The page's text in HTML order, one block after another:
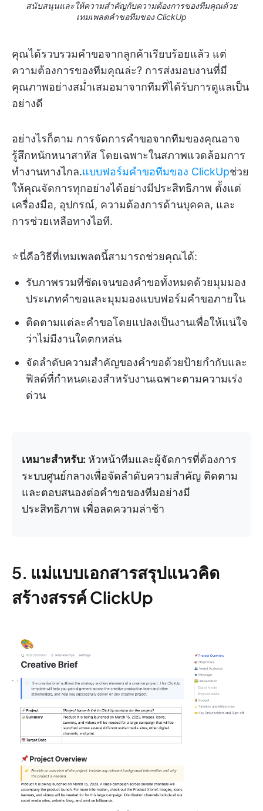
สนับสนุนและให้ความสำคัญกับความต้องการของทีมคุณด้วย
เทมเพลตคำขอทีมของ ClickUp
คุณได้รวบรวมคำขอจากลูกค้าเรียบร้อยแล้ว แต่
ความต้องการของทีมคุณล่ะ? การส่งมอบงานที่มี
คุณภาพอย่างสม่ำเสมอมาจากทีมที่ได้รับการดูแลเป็น
อย่างดี
อย่างไรก็ตาม การจัดการคำขอจากทีมของคุณอาจ
รู้สึกหนักหนาสาหัส โดยเฉพาะในสภาพแวดล้อมการ
ทำงานทางไกล.แบบฟอร์มคำขอทีมของ ClickUpช่วย
ให้คุณจัดการทุกอย่างได้อย่างมีประสิทธิภาพ ตั้งแต่
เครื่องมือ, อุปกรณ์, ความต้องการด้านบุคคล, และ
การช่วยเหลือทางไอที.
⭐นี่คือวิธีที่เทมเพลตนี้สามารถช่วยคุณได้:
รับภาพรวมที่ชัดเจนของคำขอทั้งหมดด้วยมุมมอง
ประเภทคำขอและมุมมองแบบฟอร์มคำขอภายใน
ติดตามแต่ละคำขอโดยแปลงเป็นงานเพื่อให้แน่ใจ
ว่าไม่มีงานใดตกหล่น
จัดลำดับความสำคัญของคำขอด้วยป้ายกำกับและ
ฟิลด์ที่กำหนดเองสำหรับงานเฉพาะตามความเร่ง
ด่วน
เหมาะสำหรับ: หัวหน้าทีมและผู้จัดการที่ต้องการ
ระบบศูนย์กลางเพื่อจัดลำดับความสำคัญ ติดตาม
และตอบสนองต่อคำขอของทีมอย่างมี
ประสิทธิภาพ เพื่อลดความล่าช้า
5. แม่แบบเอกสารสรุปแนวคิด
สร้างสรรค์ ClickUp